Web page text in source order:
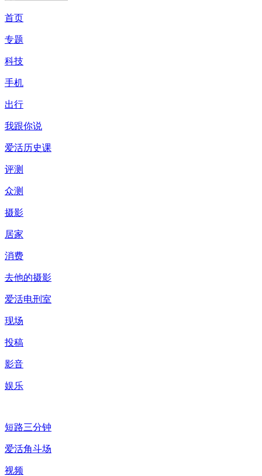
首页
专题
科技
手机
出行
我跟你说
爱活历史课
评测
众测
摄影
居家
消费
去他的摄影
爱活电刑室
现场
投稿
影音
娱乐
短路三分钟
爱活角斗场
视频